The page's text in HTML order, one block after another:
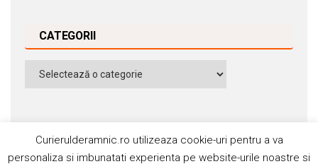
CATEGORII
Categorii
Curierulderamnic.ro utilizeaza cookie-uri pentru a va
personaliza si imbunatati experienta pe website-urile noastre si